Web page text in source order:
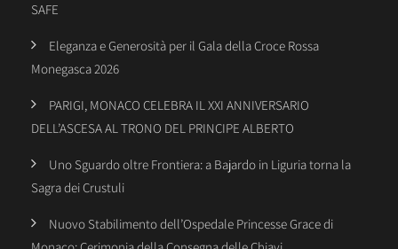
SAFE
Eleganza e Generosità per il Gala della Croce Rossa
Monegasca 2026
PARIGI, MONACO CELEBRA IL XXI ANNIVERSARIO
DELL’ASCESA AL TRONO DEL PRINCIPE ALBERTO
Uno Sguardo oltre Frontiera: a Bajardo in Liguria torna la
Sagra dei Crustuli
Nuovo Stabilimento dell’Ospedale Princesse Grace di